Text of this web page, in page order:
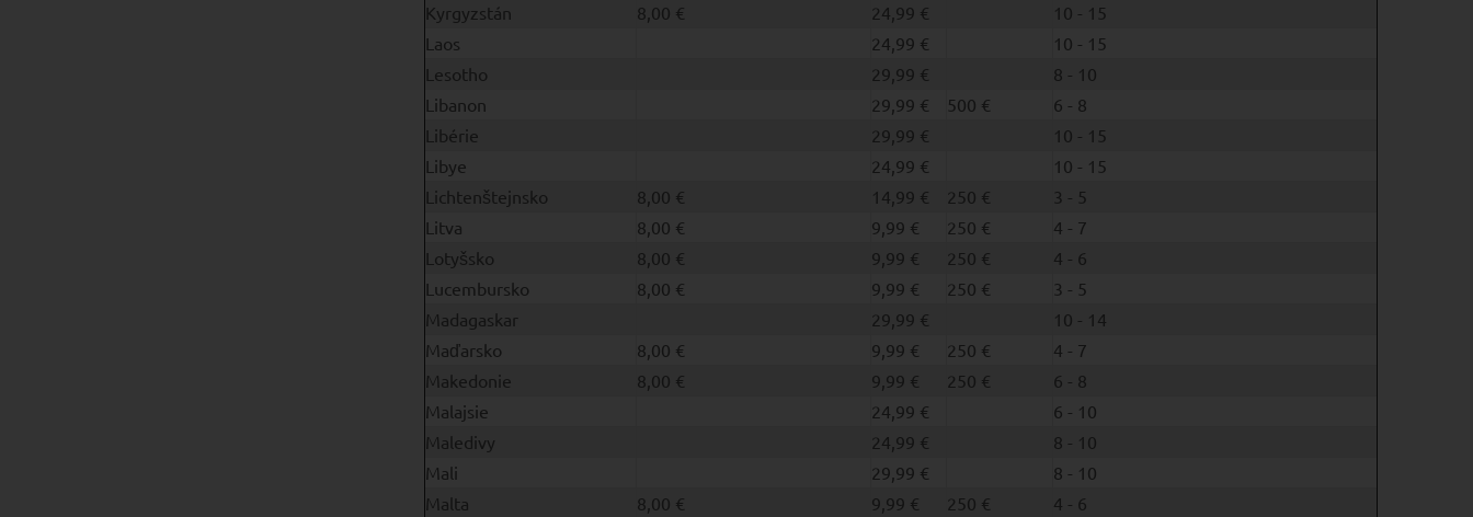
Kyrgyzstán
8,00 € 24,99 €
10 - 15
Laos
24,99 €
10 - 15
Lesotho
29,99 €
8 - 10
Libanon
29,99 € 500 €
6 - 8
Libérie
29,99 €
10 - 15
Libye
24,99 €
10 - 15
Lichtenštejnsko
8,00 € 14,99 € 250 €
3 - 5
Litva
8,00 € 9,99 € 250 €
4 - 7
Lotyšsko
8,00 € 9,99 € 250 €
4 - 6
Lucembursko
8,00 € 9,99 € 250 €
3 - 5
Madagaskar
29,99 €
10 - 14
Maďarsko
8,00 € 9,99 € 250 €
4 - 7
Makedonie
8,00 € 9,99 € 250 €
6 - 8
Malajsie
24,99 €
6 - 10
Maledivy
24,99 €
8 - 10
Mali
29,99 €
8 - 10
Malta
8,00 € 9,99 € 250 €
4 - 6